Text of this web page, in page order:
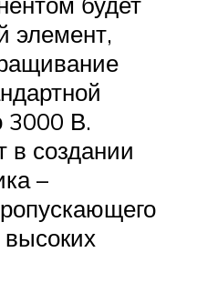
элемент,
3000 В.
в создании
–